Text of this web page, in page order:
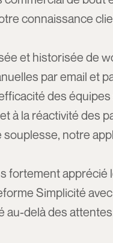
connaissance
et historisée de
par email et
des
à la réactivité des
notre
fortement apprécié
Simplicité
au-delà des